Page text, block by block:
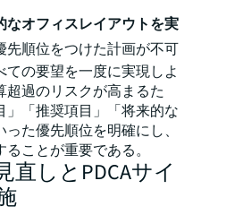
なオフィスレイアウトを実
先順位をつけた計画が不可
ての要望を一度に実現しよ
超過のリスクが高まるた
」「推奨項目」「将来的な
た優先順位を明確にし、
ことが重要である。
直しとPDCAサイ